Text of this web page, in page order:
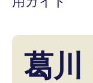
葛川